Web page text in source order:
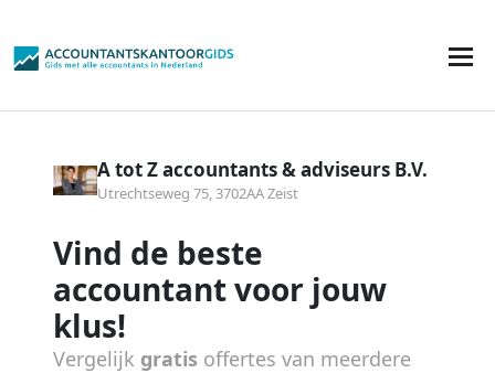
A tot Z accountants & adviseurs B.V.
Utrechtseweg 75, 3702AA Zeist
Vind de beste
accountant voor jouw
klus!
Vergelijk gratis offertes van meerdere